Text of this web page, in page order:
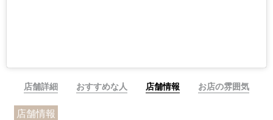
店舗詳細 おすすめな人 店舗情報 お店の雰囲気
店舗情報